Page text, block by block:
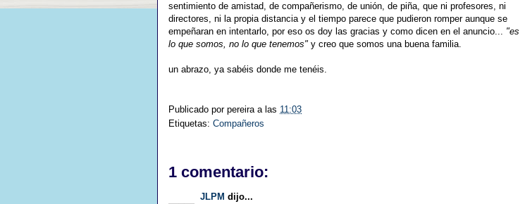
sentimiento de amistad, de compañerismo, de unión, de piña, que ni profesores, ni
directores, ni la propia distancia y el tiempo parece que pudieron romper aunque se
empeñaran en intentarlo, por eso os doy las gracias y como dicen en el anuncio... "es
lo que somos, no lo que tenemos" y creo que somos una buena familia.
un abrazo, ya sabéis donde me tenéis.
Publicado por pereira a las 11:03
Etiquetas: Compañeros
1 comentario:
JLPM dijo...